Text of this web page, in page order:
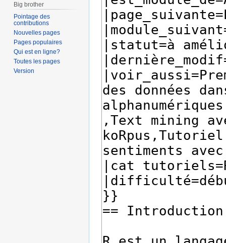
Big brother
Pointage des
contributions
Nouvelles pages
Pages populaires
Qui est en ligne?
Toutes les pages
Version